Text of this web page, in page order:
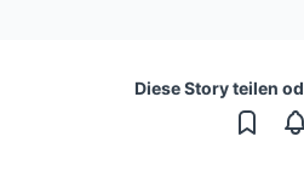
Diese Story teilen